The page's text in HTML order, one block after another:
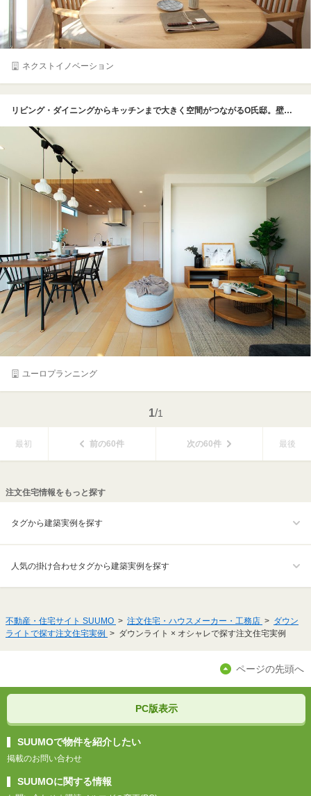
ネクストイノベーション
リビング・ダイニングからキッチンまで大きく空間がつながるO氏邸。壁や収納の扉を白中心にすることで、より広がりを感じることができる。キッチンの天井は木調にダウンライトを配してオシャレな雰囲気に。生活感を感じさせない洗練されたパブリックスペースに仕上がっている
ユーロプランニング
1/1
最初 前の60件 次の60件 最後
注文住宅情報をもっと探す
タグから建築実例を探す
人気の掛け合わせタグから建築実例を探す
不動産・住宅サイト SUUMO 注文住宅・ハウスメーカー・工務店
ダウン
ライトで探す注文住宅実例
ダウンライト × オシャレで探す注文住宅実例
ページの先頭へ
PC版表示
SUUMOで物件を紹介したい
掲載のお問い合わせ
SUUMOに関する情報